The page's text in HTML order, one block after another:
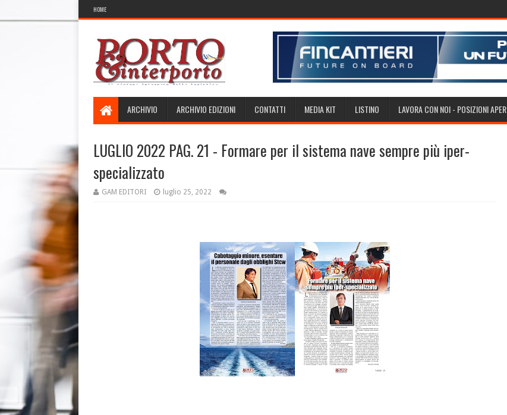
HOME
ARCHIVIO ARCHIVIO EDIZIONI CONTATTI MEDIA KIT LISTINO LAVORA CON NOI - POSIZIONI
LUGLIO 2022 PAG. 21 - Formare per il sistema nave sempre più iper-
specializzato
GAM EDITORI luglio 25, 2022